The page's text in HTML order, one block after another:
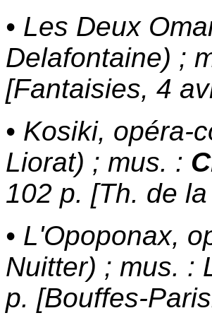
• Les Deux
Delafontaine) ;
[Fantaisies, 4
• Kosiki, opéra-
Liorat) ; mus. :
102 p. [Th. de
• L'Opoponax,
Nuitter) ; mus. :
p. [Bouffes-